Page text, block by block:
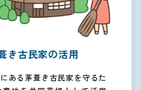
き古民家の活用
ある茅葺き古民家を守るた